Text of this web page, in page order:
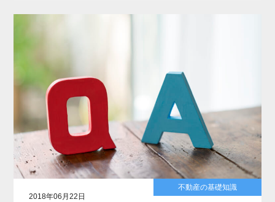
不動産の基礎知識
2018年06月22日